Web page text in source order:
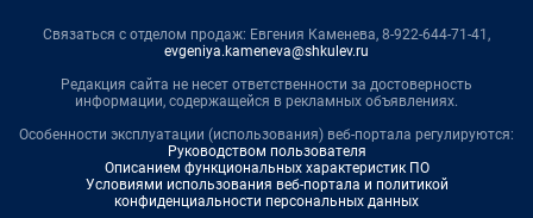
Связаться с отделом продаж: Евгения Каменева, 8-922-644-71-41,
evgeniya.kameneva@shkulev.ru
Редакция сайта не несет ответственности за достоверность
информации, содержащейся в рекламных объявлениях.
Особенности эксплуатации (использования) веб-портала регулируются:
Руководством пользователя
Описанием функциональных характеристик ПО
Условиями использования веб-портала и политикой
конфиденциальности персональных данных